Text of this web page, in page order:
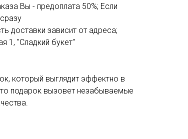
Вы - предоплата 50%; Если
доставки зависит от адреса;
1, "Сладкий букет"
который выглядит эффектно в
подарок вызовет незабываемые